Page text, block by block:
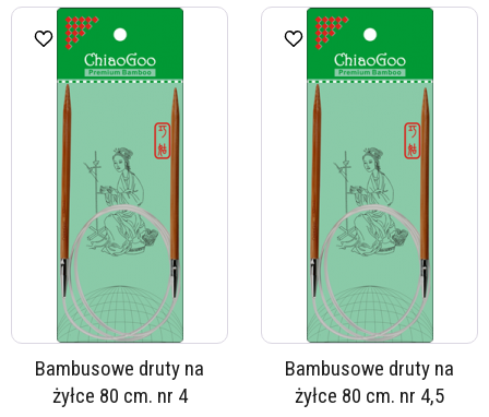
Bambusowe druty na
żyłce 80 cm. nr 4
Bambusowe druty na
żyłce 80 cm. nr 4,5